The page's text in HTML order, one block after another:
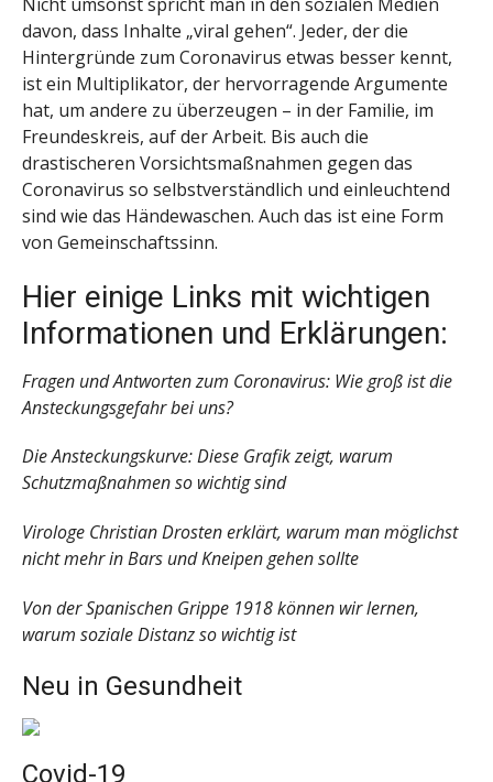
davon, dass Inhalte „viral gehen“. Jeder, der die
Hintergründe zum Coronavirus etwas besser kennt,
ist ein Multiplikator, der hervorragende Argumente
hat, um andere zu überzeugen – in der Familie, im
Freundeskreis, auf der Arbeit. Bis auch die
drastischeren Vorsichtsmaßnahmen gegen das
Coronavirus so selbstverständlich und einleuchtend
sind wie das Händewaschen. Auch das ist eine Form
von Gemeinschaftssinn.
Hier einige Links mit wichtigen
Informationen und Erklärungen:
Fragen und Antworten zum Coronavirus: Wie groß ist die
Ansteckungsgefahr bei uns?
Die Ansteckungskurve: Diese Grafik zeigt, warum
Schutzmaßnahmen so wichtig sind
Virologe Christian Drosten erklärt, warum man möglichst
nicht mehr in Bars und Kneipen gehen sollte
Von der Spanischen Grippe 1918 können wir lernen,
warum soziale Distanz so wichtig ist
Neu in Gesundheit
Covid-19